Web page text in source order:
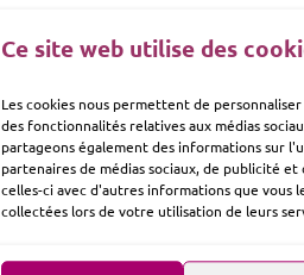
Ce site web utilise des
Les cookies nous permettent de
des fonctionnalités relatives aux médias
partageons également des informations sur
partenaires de médias sociaux, de publicité
celles-ci avec d'autres informations que vous
collectées lors de votre utilisation de leurs